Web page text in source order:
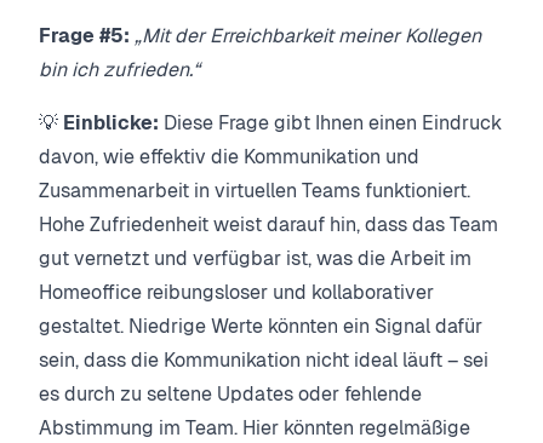
Frage #5: „Mit der Erreichbarkeit meiner Kollegen
bin ich zufrieden.“
💡 Einblicke: Diese Frage gibt Ihnen einen Eindruck
davon, wie effektiv die Kommunikation und
Zusammenarbeit in virtuellen Teams funktioniert.
Hohe Zufriedenheit weist darauf hin, dass das Team
gut vernetzt und verfügbar ist, was die Arbeit im
Homeoffice reibungsloser und kollaborativer
gestaltet. Niedrige Werte könnten ein Signal dafür
sein, dass die Kommunikation nicht ideal läuft – sei
es durch zu seltene Updates oder fehlende
Abstimmung im Team. Hier könnten regelmäßige